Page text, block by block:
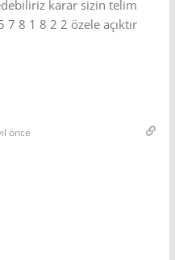
karar sizin telim
7 8 1 8 2 2 özele açıktır
önce